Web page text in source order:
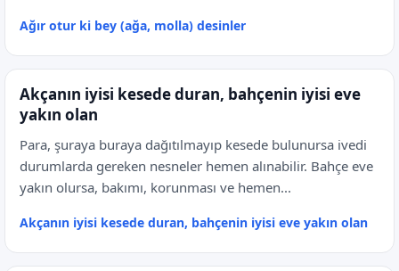
Ağır otur ki bey (ağa, molla) desinler
Akçanın iyisi kesede duran, bahçenin iyisi eve
yakın olan
Para, şuraya buraya dağıtılmayıp kesede bulunursa ivedi
durumlarda gereken nesneler hemen alınabilir. Bahçe eve
yakın olursa, bakımı, korunması ve hemen...
Akçanın iyisi kesede duran, bahçenin iyisi eve yakın olan